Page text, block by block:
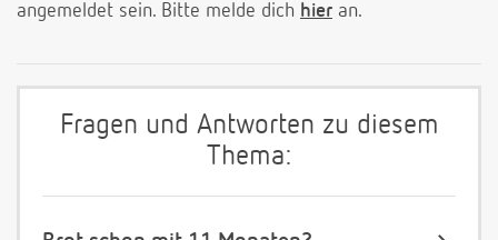
angemeldet sein. Bitte melde dich hier an.
Fragen und Antworten zu diesem
Thema: